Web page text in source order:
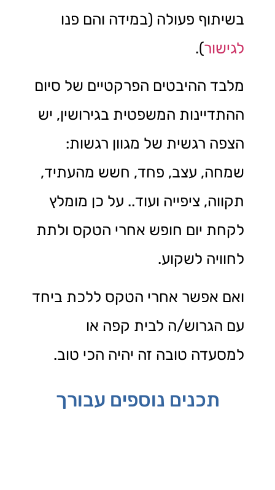
בשיתוף פעולה (במידה והם פנו
לגישור).
מלבד ההיבטים הפרקטיים של סיום
ההתדיינות המשפטית בגירושין, יש
הצפה רגשית של מגוון רגשות:
שמחה, עצב, פחד, חשש מהעתיד,
תקווה, ציפייה ועוד.. על כן מומלץ
לקחת יום חופש אחרי הטקס ולתת
לחוויה לשקוע.
ואם אפשר אחרי הטקס ללכת ביחד
עם הגרוש/ה לבית קפה או
למסעדה טובה זה יהיה הכי טוב.
תכנים נוספים עבורך